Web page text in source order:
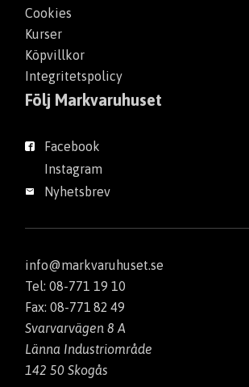
Cookies
Kurser
Köpvillkor
Integritetspolicy
Följ Markvaruhuset
Facebook
Instagram
Nyhetsbrev
info@markvaruhuset.se
Tel: 08-771 19 10
Fax: 08-771 82 49
Svarvarvägen 8 A
Länna Industriområde
142 50 Skogås